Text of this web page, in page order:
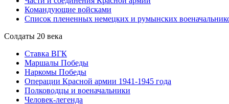
Командующие войсками
Список плененных немецких и румынских
Солдаты 20 века
Ставка ВГК
Маршалы Победы
Наркомы Победы
Операции Красной армии 1941-1945 года
Полководцы и военачальники
Человек-легенда